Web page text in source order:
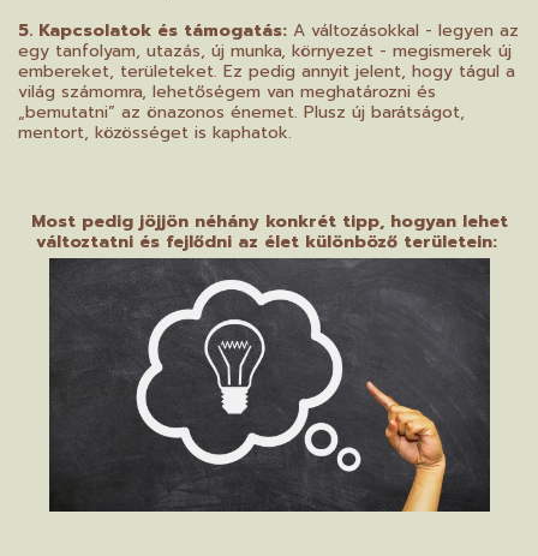
5. Kapcsolatok és támogatás: A változásokkal - legyen az
egy tanfolyam, utazás, új munka, környezet - megismerek új
embereket, területeket. Ez pedig annyit jelent, hogy tágul a
világ számomra, lehetőségem van meghatározni és
„bemutatni” az önazonos énemet. Plusz új barátságot,
mentort, közösséget is kaphatok.
Most pedig jöjjön néhány konkrét tipp, hogyan lehet
változtatni és fejlődni az élet különböző területein: